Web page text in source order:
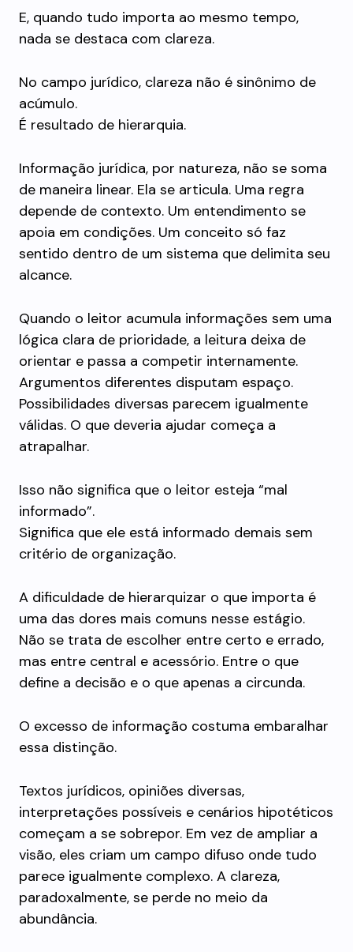
E, quando tudo importa ao mesmo tempo,
nada se destaca com clareza.
No campo jurídico, clareza não é sinônimo de
acúmulo.
É resultado de hierarquia.
Informação jurídica, por natureza, não se soma
de maneira linear. Ela se articula. Uma regra
depende de contexto. Um entendimento se
apoia em condições. Um conceito só faz
sentido dentro de um sistema que delimita seu
alcance.
Quando o leitor acumula informações sem uma
lógica clara de prioridade, a leitura deixa de
orientar e passa a competir internamente.
Argumentos diferentes disputam espaço.
Possibilidades diversas parecem igualmente
válidas. O que deveria ajudar começa a
atrapalhar.
Isso não significa que o leitor esteja “mal
informado”.
Significa que ele está informado demais sem
critério de organização.
A dificuldade de hierarquizar o que importa é
uma das dores mais comuns nesse estágio.
Não se trata de escolher entre certo e errado,
mas entre central e acessório. Entre o que
define a decisão e o que apenas a circunda.
O excesso de informação costuma embaralhar
essa distinção.
Textos jurídicos, opiniões diversas,
interpretações possíveis e cenários hipotéticos
começam a se sobrepor. Em vez de ampliar a
visão, eles criam um campo difuso onde tudo
parece igualmente complexo. A clareza,
paradoxalmente, se perde no meio da
abundância.